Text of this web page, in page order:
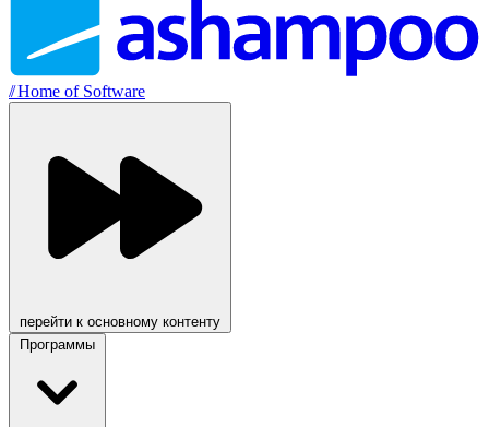
//Home of Software
перейти к основному контенту
Программы